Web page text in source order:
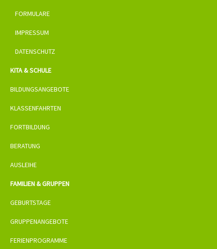
FORMULARE
IMPRESSUM
DATENSCHUTZ
KITA & SCHULE
BILDUNGSANGEBOTE
KLASSENFAHRTEN
FORTBILDUNG
BERATUNG
AUSLEIHE
FAMILIEN & GRUPPEN
GEBURTSTAGE
GRUPPENANGEBOTE
FERIENPROGRAMME